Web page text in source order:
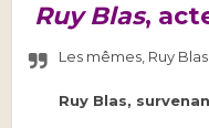
Ruy Blas,
Les mêmes, Ruy Blas.
Ruy Blas,